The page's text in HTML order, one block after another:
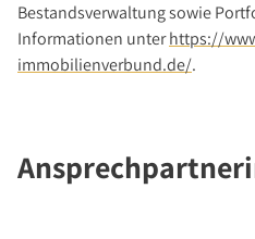
Bestandsverwaltung sowie
Informationen unterhttps://
immobilienverbund.de/.